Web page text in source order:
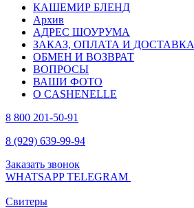
КАШЕМИР БЛЕНД
Архив
АДРЕС ШОУРУМА
ЗАКАЗ, ОПЛАТА И ДОСТАВКА
ОБМЕН И ВОЗВРАТ
ВОПРОСЫ
ВАШИ ФОТО
О CASHENELLE
8 800 201-50-91
8 (929) 639-99-94
Заказать звонок
WHATSAPPTELEGRAM
Свитеры